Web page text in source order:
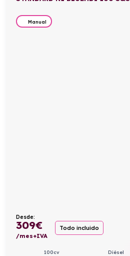
Manual
Desde:
309€
/mes+IVA
Todo incluido
100cv Diésel